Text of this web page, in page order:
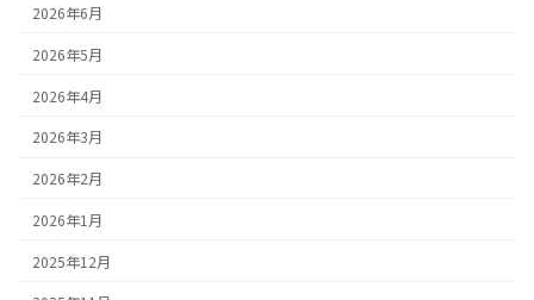
2026年6月
2026年5月
2026年4月
2026年3月
2026年2月
2026年1月
2025年12月